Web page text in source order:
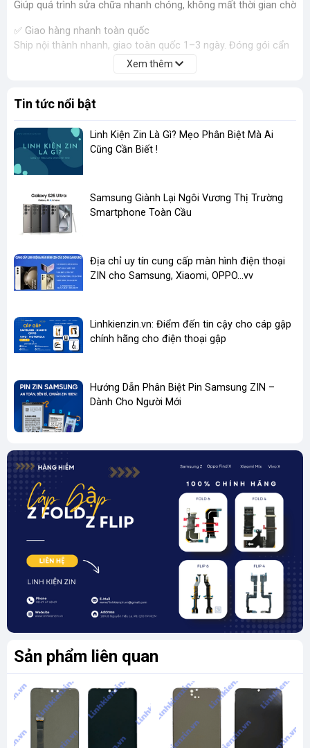
Giúp quá trình sửa chữa nhanh chóng, không mất thời gian chờ
✅ Giao hàng nhanh toàn quốc
Ship nội thành nhanh, giao toàn quốc 1–3 ngày. Đóng gói cẩn
thận, hỗ trợ đổi trả khi lỗi kỹ thuật.
màn hình VIVO Y50 2020
thay màn hình VIVO Y50 2020
LCD VIVO Y30 2020
LCD VIVO Y50 2020
màn hình cảm ứng VIVO Y30 2020
màn hình zin VIVO Y30 2020
màn hình zin VIVO Y50 2020
Xem thêm
Tin tức nổi bật
Linh Kiện Zin Là Gì? Mẹo Phân Biệt Mà Ai
Cũng Cần Biết !
​Samsung Giành Lại Ngôi Vương Thị Trường
Smartphone Toàn Cầu
Địa chỉ uy tín cung cấp màn hình điện thoại
ZIN cho Samsung, Xiaomi, OPPO...vv
Linhkienzin.vn: Điểm đến tin cậy cho cáp gập
chính hãng cho điện thoại gập
Hướng Dẫn Phân Biệt Pin Samsung ZIN –
Dành Cho Người Mới
Sản phẩm liên quan